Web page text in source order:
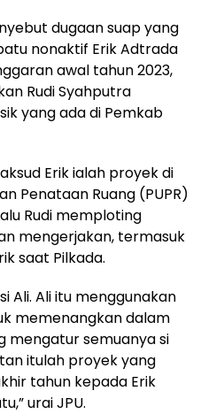
dugaan suap yang
nonaktif Erik Adtrada
awal tahun 2023,
Rudi Syahputra
yang ada di Pemkab
Erik ialah proyek di
Penataan Ruang (PUPR)
Rudi memploting
mengerjakan, termasuk
saat Pilkada.
Ali. Ali itu menggunakan
memenangkan dalam
mengatur semuanya si
itulah proyek yang
tahun kepada Erik
urai JPU.